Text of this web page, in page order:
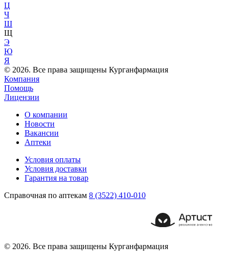
Ц
Ч
Ш
Щ
Э
Ю
Я
© 2026. Все права защищены Курганфармация
Компания
Помощь
Лицензии
О компании
Новости
Вакансии
Аптеки
Условия оплаты
Условия доставки
Гарантия на товар
Справочная по аптекам 8 (3522) 410-010
© 2026. Все права защищены Курганфармация